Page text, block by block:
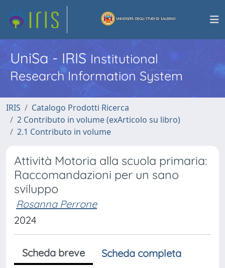
UniSa - IRISInstitutional
Research Information System
IRIS
Catalogo Prodotti Ricerca
2 Contributo in volume (exArticolo su libro)
2.1 Contributo in volume
Attività Motoria alla scuola primaria:
Raccomandazioni per un sano
sviluppo
Rosanna Perrone
2024
Scheda breve
Scheda completa